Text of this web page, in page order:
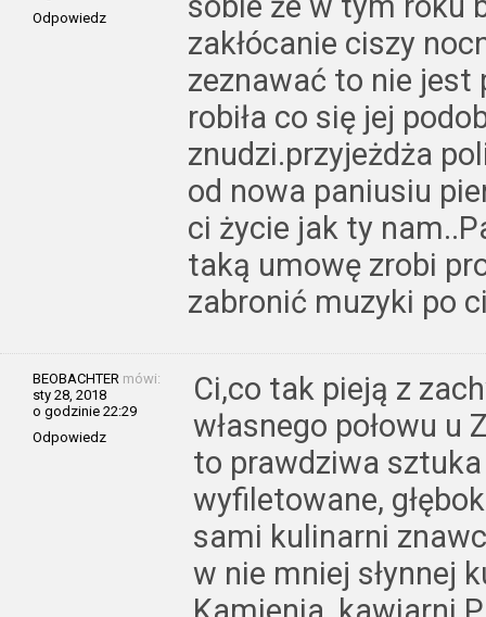
Odpowiedz
zakłócanie ciszy
zeznawać to nie jest
robiła co się jej
znudzi.przyjeżdża
od nowa paniusiu
ci życie jak ty
taką umowę zrobi
zabronić muzyki po
BEOBACHTER mówi:
sty 28, 2018
o godzinie 22:29
Odpowiedz
Ci,co tak pieją z
własnego połowu u
to prawdziwa sztuka
wyfiletowane,
sami kulinarni
w nie mniej słynnej